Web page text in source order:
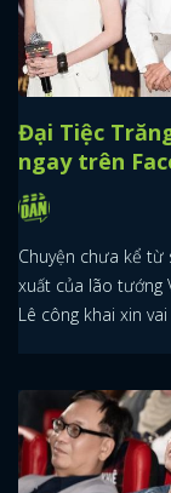
Đại Tiệc
ngay trên
Chuyện chưa kể từ
xuất của lão tướng
Lê công khai xin